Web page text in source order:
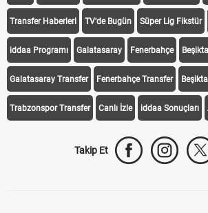
iddaa Canlı Skor Puan Durumu Canlı Anlatım
Transfer Haberleri TV'de Bugün Süper Lig Fikstür
iddaa Programı Galatasaray Fenerbahçe
Galatasaray Transfer Fenerbahçe Transfer
Trabzonspor Transfer Canlı İzle iddaa Sonuçları